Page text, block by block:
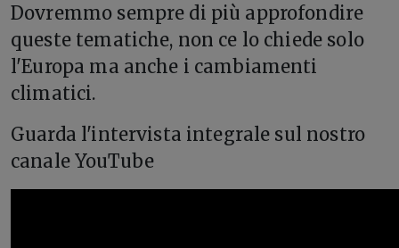
Dovremmo sempre di più approfondire
queste tematiche, non ce lo chiede solo
l'Europa ma anche i cambiamenti
climatici.
Guarda l'intervista integrale sul nostro
canale YouTube